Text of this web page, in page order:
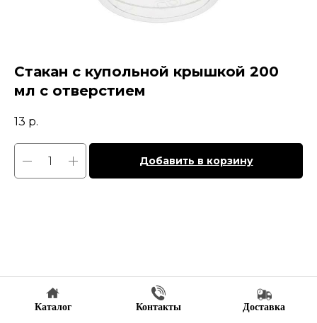
Стакан с купольной крышкой 200
мл с отверстием
13 р.
Добавить в корзину
Каталог Контакты Доставка